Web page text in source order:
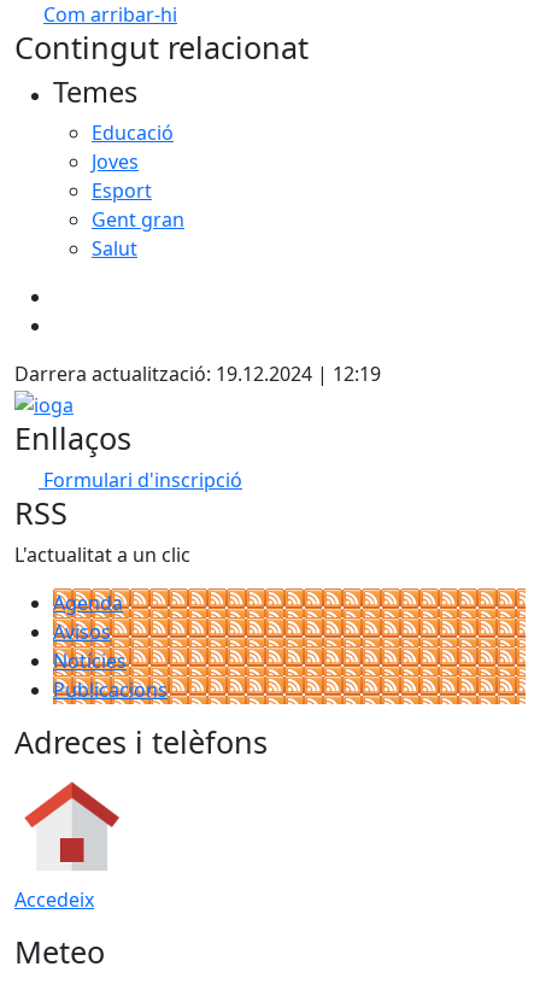
Com arribar-hi
+
Contingut relacionat
Temes
Educació
Joves
Esport
Gent gran
Salut
Darrera actualització: 19.12.2024 | 12:19
ioga
Enllaços
Formulari d'inscripció
RSS
L'actualitat a un clic
Agenda
Avisos
Notícies
Publicacions
Adreces i telèfons
Accedeix
Meteo